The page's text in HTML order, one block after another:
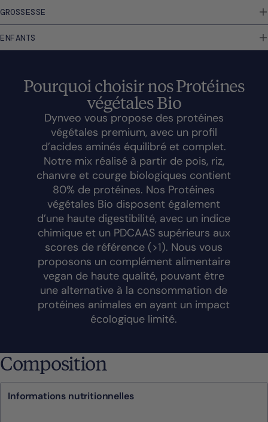
GROSSESSE
ENFANTS
Pourquoi choisir nos Protéines
végétales Bio
Dynveo vous propose des protéines
végétales premium, avec un profil
d’acides aminés équilibré et complet.
Notre mix réalisé à partir de pois, riz,
chanvre et courge biologiques contient
80% de protéines. Nos Protéines
végétales Bio disposent également
d’une haute digestibilité, avec un indice
chimique et un PDCAAS supérieurs aux
scores de référence (>1). Nous vous
proposons un complément alimentaire
vegan de haute qualité, pouvant être
une alternative à la consommation de
protéines animales en ayant un impact
écologique limité.
Composition
Informations nutritionnelles